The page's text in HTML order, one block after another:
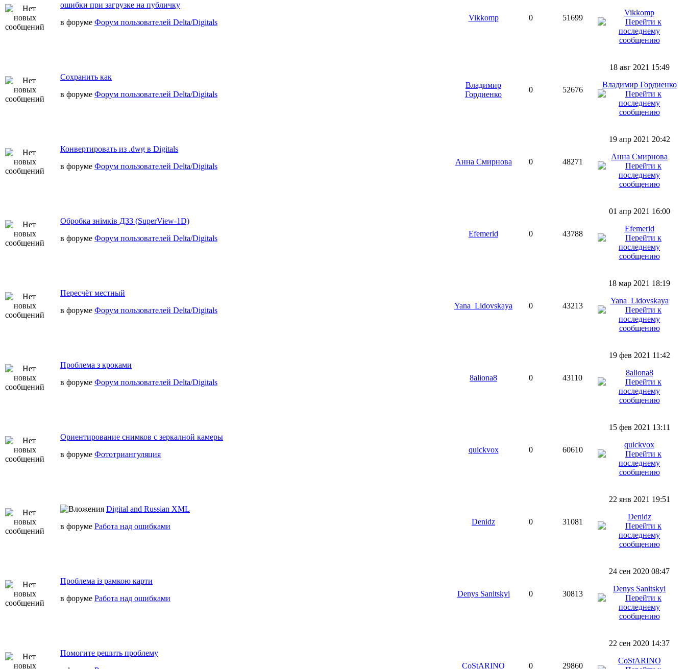
ошибки при загрузке на публичку
в форуме Форум пользователей Delta/Digitals
Vikkomp 0 51699
Vikkomp
Сохранить как
в форуме Форум пользователей Delta/Digitals
Владимир
Гордиенко
0 52676
18 авг 2021 15:49
Владимир Гордиенко
Конвертировать из .dwg в Digitals
в форуме Форум пользователей Delta/Digitals
Анна Смирнова 0 48271
19 апр 2021 20:42
Анна Смирнова
Обробка знімків ДЗЗ (SuperView-1D)
в форуме Форум пользователей Delta/Digitals
Efemerid 0 43788
01 апр 2021 16:00
Efemerid
Пересчёт местный
в форуме Форум пользователей Delta/Digitals
Yana_Lidovskaya 0 43213
18 мар 2021 18:19
Yana_Lidovskaya
Проблема з кроками
в форуме Форум пользователей Delta/Digitals
8aliona8 0 43110
19 фев 2021 11:42
8aliona8
Ориентирование снимков с зеркалной камеры
в форуме Фототриангуляция
quickvox 0 60610
15 фев 2021 13:11
quickvox
Digital and Russian XML
в форуме Работа над ошибками
Denidz 0 31081
22 янв 2021 19:51
Denidz
Проблема із рамкою карти
в форуме Работа над ошибками
Denys Sanitskyi 0 30813
24 сен 2020 08:47
Denys Sanitskyi
Помогите решить проблему
CoStARINO 0 29860
22 сен 2020 14:37
CoStARINO